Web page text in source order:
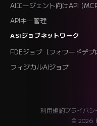
AIエージェント向けAPI
APIキー管理
ASIジョブネットワーク
FDEジョブ（フォワードデプ
フィジカルAIジョブ
利用規約プライバシ
© 2026